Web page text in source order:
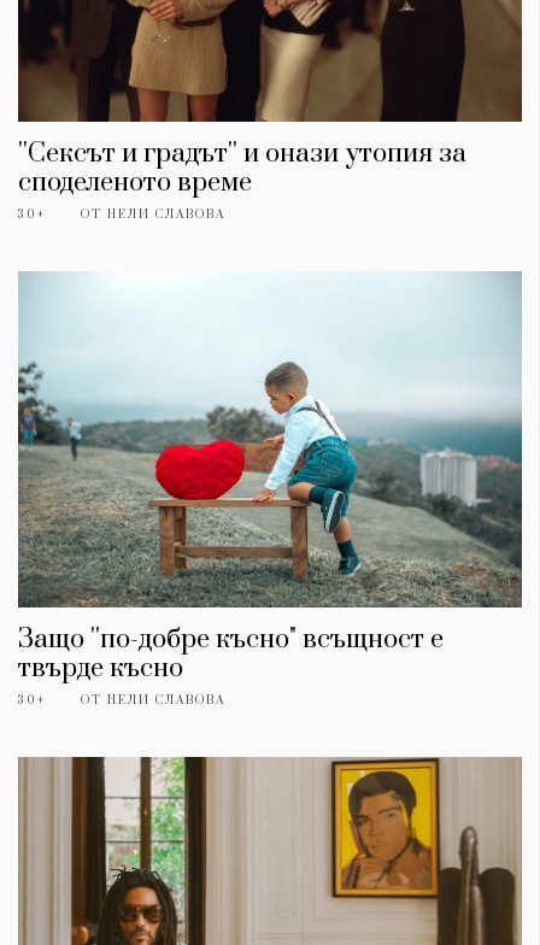
''Сексът и градът'' и онази утопия за
споделеното време
30+ ОТ НЕЛИ СЛАВОВА
Защо ''по-добре късно" всъщност е
твърде късно
30+ ОТ НЕЛИ СЛАВОВА